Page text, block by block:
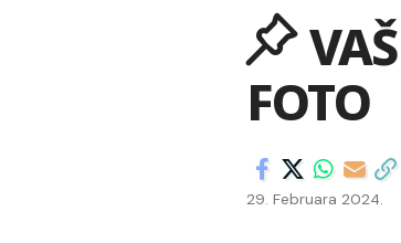
FOTO
29. Februara 2024.